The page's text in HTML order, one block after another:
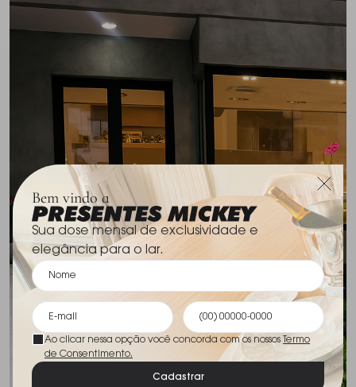
Bem vindo a
Sua dose mensal de exclusividade e
elegância para o lar.
Ao clicar nessa opção você concorda com os nossos Termo
de Consentimento.
Cadastrar